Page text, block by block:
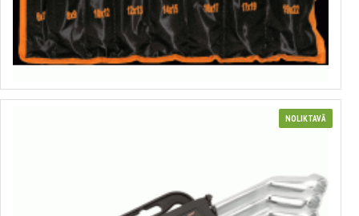
no 1.10€ līdz 2.57€
Izvēlēties variantus
NOLIKTAVĀ